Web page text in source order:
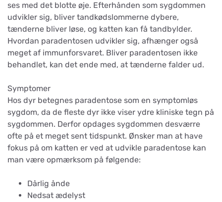
ses med det blotte øje. Efterhånden som sygdommen
udvikler sig, bliver tandkødslommerne dybere,
tænderne bliver løse, og katten kan få tandbylder.
Hvordan paradentosen udvikler sig, afhænger også
meget af immunforsvaret. Bliver paradentosen ikke
behandlet, kan det ende med, at tænderne falder ud.
Symptomer
Hos dyr betegnes paradentose som en symptomløs
sygdom, da de fleste dyr ikke viser ydre kliniske tegn på
sygdommen. Derfor opdages sygdommen desværre
ofte på et meget sent tidspunkt. Ønsker man at have
fokus på om katten er ved at udvikle paradentose kan
man være opmærksom på følgende:
Dårlig ånde
Nedsat ædelyst